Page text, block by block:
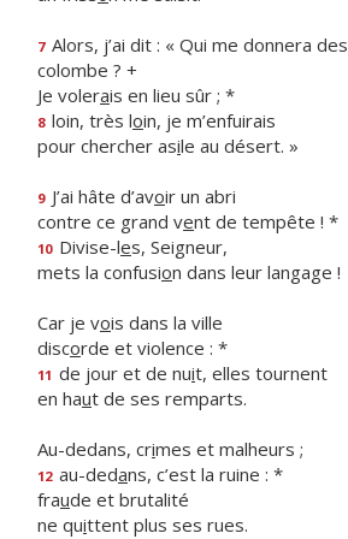
7 Alors, j’ai dit : « Qui me donnera des
colombe ? +
Je volerais en lieu sûr ; *
8 loin, très loin, je m’enfuirais
pour chercher asile au désert. »
9 J’ai hâte d’avoir un abri
contre ce grand vent de tempête ! *
10 Divise-les, Seigneur,
mets la confusion dans leur langage !
Car je vois dans la ville
discorde et violence : *
11 de jour et de nuit, elles tournent
en haut de ses remparts.
Au-dedans, crimes et malheurs ;
12 au-dedans, c’est la ruine : *
fraude et brutalité
ne quittent plus ses rues.